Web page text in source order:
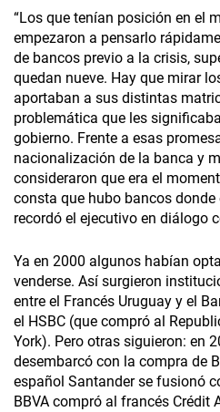
“Los que tenían posición en el
empezaron a pensarlo
de bancos previo a la crisis,
quedan nueve. Hay que mirar
aportaban a sus distintas
problemática que les
gobierno. Frente a esas
nacionalización de la banca y
consideraron que era el
consta que hubo bancos donde
recordó el ejecutivo en diálogo
Ya en 2000 algunos habían
venderse. Así surgieron
entre el Francés Uruguay y el
el HSBC (que compró al
York). Pero otras siguieron: en
desembarcó con la compra de
español Santander se fusionó
BBVA compró al francés Crédit